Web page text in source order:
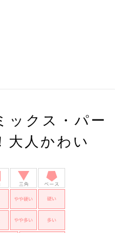
ックス・パー
大人かわい